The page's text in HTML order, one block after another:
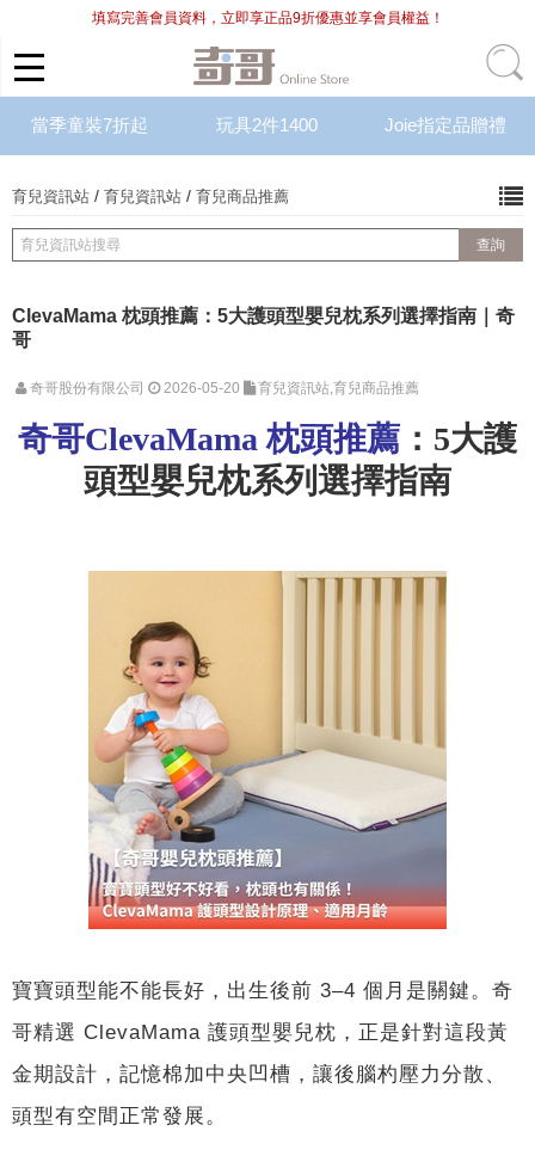
填寫完善會員資料，立即享正品9折優惠並享會員權益！
當季童裝7折起 玩具2件1400 Joie指定品贈禮
育兒資訊站 / 育兒資訊站 / 育兒商品推薦
ClevaMama 枕頭推薦：5大護頭型嬰兒枕系列選擇指南｜奇
哥
奇哥股份有限公司 2026-05-20 育兒資訊站,育兒商品推薦
奇哥ClevaMama 枕頭推薦 ：5大護
頭型嬰兒枕系列選擇指南
寶寶頭型能不能長好，出生後前 3–4 個月是關鍵。奇
哥精選 ClevaMama 護頭型嬰兒枕，正是針對這段黃
金期設計，記憶棉加中央凹槽，讓後腦杓壓力分散、
頭型有空間正常發展。